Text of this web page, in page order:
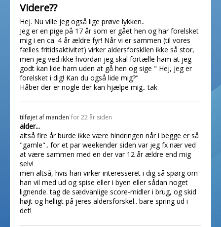
Videre??
Hej. Nu ville jeg også lige prøve lykken..
Jeg er en pige på 17 år som er gået hen og har forelsket
mig i en ca. 4 år ældre fyr! Når vi er sammen (til vores
fælles fritidsaktivitet) virker aldersforskllen ikke så stor,
men jeg ved ikke hvordan jeg skal fortælle ham at jeg
godt kan lide ham uden at gå hen og sige " Hej, jeg er
forelsket i dig! Kan du også lide mig?"
Håber der er nogle der kan hjælpe mig.. tak
tilføjet af manden for 22 år siden
alder...
altså fire år burde ikke være hindringen når i begge er så
"gamle".. for et par weekender siden var jeg fx nær ved
at være sammen med en der var 12 år ældre end mig
selv!
men altså, hvis han virker interesseret i dig så spørg om
han vil med ud og spise eller i byen eller sådan noget
lignende. tag de sædvanlige score-midler i brug, og skid
højt og helligt på jeres aldersforskel.. bare spring ud i
det!